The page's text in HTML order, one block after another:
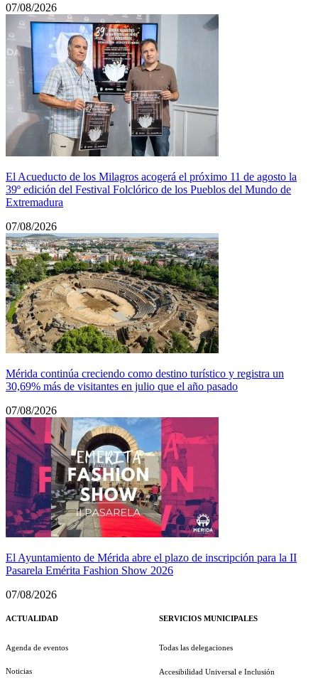
07/08/2026
El Acueducto de los Milagros acogerá el próximo 11 de agosto la
39º edición del Festival Folclórico de los Pueblos del Mundo de
Extremadura
07/08/2026
Mérida continúa creciendo como destino turístico y registra un
30,69% más de visitantes en julio que el año pasado
07/08/2026
El Ayuntamiento de Mérida abre el plazo de inscripción para la II
Pasarela Emérita Fashion Show 2026
07/08/2026
ACTUALIDAD
Agenda de eventos
Noticias
SERVICIOS MUNICIPALES
Todas las delegaciones
Accesibilidad Universal e Inclusión